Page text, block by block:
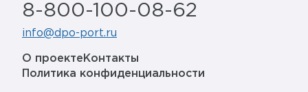
8-800-100-08-62
info@dpo-port.ru
О проекте Контакты
Политика конфиденциальности